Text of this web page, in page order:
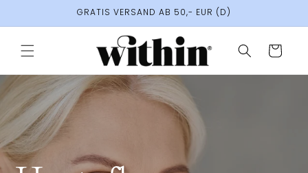
Inhalt
GRATIS VERSAND AB 50,- EUR (D)
Warenkorb